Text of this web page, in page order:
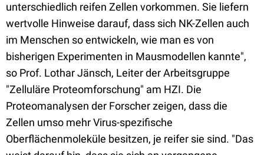
unterschiedlich reifen Zellen vorkommen. Sie liefern
wertvolle Hinweise darauf, dass sich NK-Zellen auch
im Menschen so entwickeln, wie man es von
bisherigen Experimenten in Mausmodellen kannte",
so Prof. Lothar Jänsch, Leiter der Arbeitsgruppe
"Zelluläre Proteomforschung" am HZI. Die
Proteomanalysen der Forscher zeigen, dass die
Zellen umso mehr Virus-spezifische
Oberflächenmoleküle besitzen, je reifer sie sind. "Das